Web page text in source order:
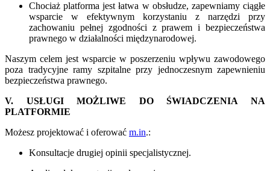
Chociaż platforma jest łatwa w obsłudze, zapewniamy ciągłe
wsparcie w efektywnym korzystaniu z narzędzi przy
zachowaniu pełnej zgodności z prawem i bezpieczeństwa
prawnego w działalności międzynarodowej.
Naszym celem jest wsparcie w poszerzeniu wpływu zawodowego
poza tradycyjne ramy szpitalne przy jednoczesnym zapewnieniu
bezpieczeństwa prawnego.
V. USŁUGI MOŻLIWE DO ŚWIADCZENIA NA
PLATFORMIE
Możesz projektować i oferować m.in.:
Konsultacje drugiej opinii specjalistycznej.